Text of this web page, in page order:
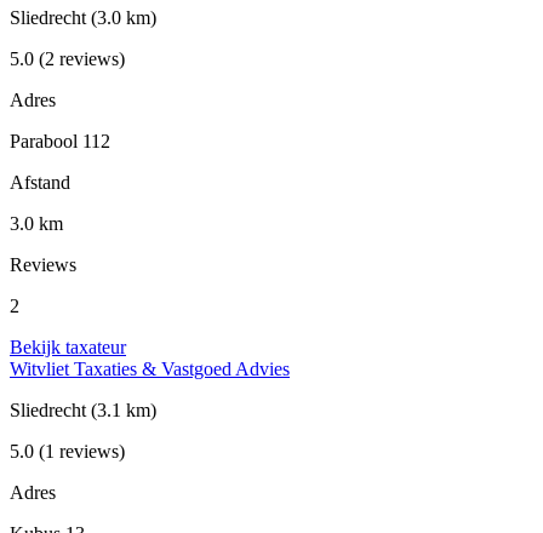
Sliedrecht (3.0 km)
5.0 (2 reviews)
Adres
Parabool 112
Afstand
3.0 km
Reviews
2
Bekijk taxateur
Witvliet Taxaties & Vastgoed Advies
Sliedrecht (3.1 km)
5.0 (1 reviews)
Adres